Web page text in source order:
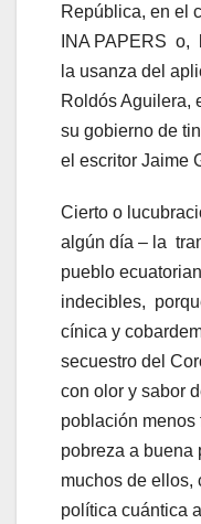
República, en el
INA PAPERS o,
la usanza del
Roldós Aguilera,
su gobierno de
el escritor Jaime
Cierto o
algún día – la
pueblo
indecibles,
cínica y
secuestro del
con olor y sabor
población menos
pobreza a buena
muchos de ellos,
política cuántica